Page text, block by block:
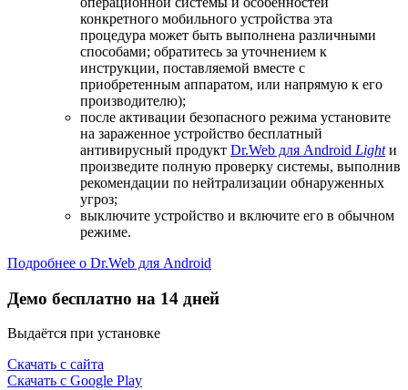
конкретного мобильного устройства эта
процедура может быть выполнена различными
способами; обратитесь за уточнением к
инструкции, поставляемой вместе с
приобретенным аппаратом, или напрямую к его
производителю);
после активации безопасного режима установите
на зараженное устройство бесплатный
антивирусный продукт Dr.Web для Android Lightи
произведите полную проверку системы, выполнив
рекомендации по нейтрализации обнаруженных
угроз;
выключите устройство и включите его в обычном
режиме.
Подробнее о Dr.Web для Android
Демо бесплатно на 14 дней
Выдаётся при установке
Скачать с сайта
Скачать с Google Play